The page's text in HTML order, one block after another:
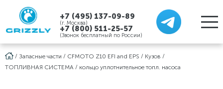
+7 (495) 137-09-89
(г. Москва)
+7 (800) 511-25-57
(Звонок бесплатный по России)
/ Запасные части / CFMOTO Z10 EFI and EPS / Кузов /
ТОПЛИВНАЯ СИСТЕМА / кольцо уплотнительное топл. насоса